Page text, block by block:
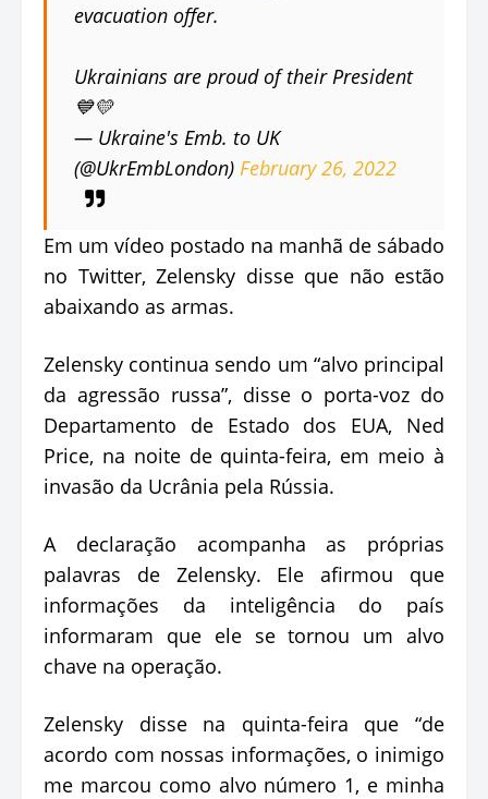
evacuation offer.
Ukrainians are proud of their President
💙💛
— Ukraine's Emb. to UK
(@UkrEmbLondon) February 26, 2022
Em um vídeo postado na manhã de sábado
no Twitter, Zelensky disse que não estão
abaixando as armas.
Zelensky continua sendo um “alvo principal
da agressão russa”, disse o porta-voz do
Departamento de Estado dos EUA, Ned
Price, na noite de quinta-feira, em meio à
invasão da Ucrânia pela Rússia.
A declaração acompanha as próprias
palavras de Zelensky. Ele afirmou que
informações da inteligência do país
informaram que ele se tornou um alvo
chave na operação.
Zelensky disse na quinta-feira que “de
acordo com nossas informações, o inimigo
me marcou como alvo número 1, e minha